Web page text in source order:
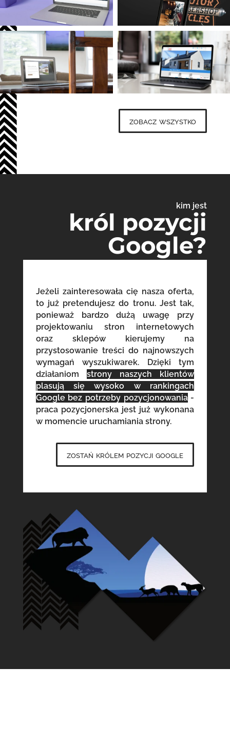
zobacz wszystko
kim jest
król pozycji
Google?
Jeżeli zainteresowała cię nasza oferta,
to już pretendujesz do tronu. Jest tak,
ponieważ bardzo dużą uwagę przy
projektowaniu stron internetowych
oraz sklepów kierujemy na
przystosowanie treści do najnowszych
wymagań wyszukiwarek. Dzięki tym
działaniom strony naszych klientów
plasują się wysoko w rankingach
Google bez potrzeby pozycjonowania-
praca pozycjonerska jest już wykonana
w momencie uruchamiania strony.
zostań królem pozycji google